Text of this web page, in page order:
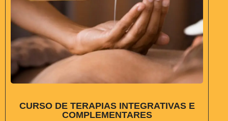
CURSO DE TERAPIAS INTEGRATIVAS E
COMPLEMENTARES